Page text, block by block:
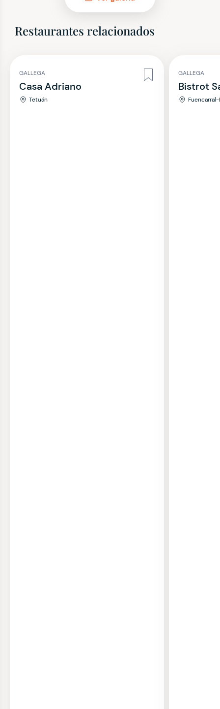
Restaurantes relacionados
GALLEGA
Casa Adriano
Tetuán
GALLEGA
Bistrot